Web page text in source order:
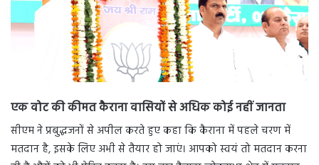
एक वोट की कीमत कैराना वासियों से अधिक कोई नहीं जानता
सीएम ने प्रबुद्धजनों से अपील करते हुए कहा कि कैराना में पहले चरण में
मतदान है, इसके लिए अभी से तैयार हो जाएं। आपको स्वयं तो मतदान करना